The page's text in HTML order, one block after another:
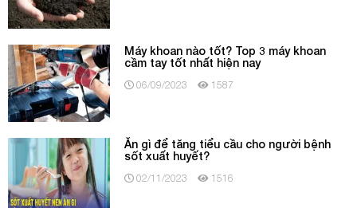
Máy khoan nào tốt? Top 3 máy khoan
cầm tay tốt nhất hiện nay
06/09/2023 1587
Ăn gì để tăng tiểu cầu cho người bệnh
sốt xuất huyết?
02/11/2023 1516